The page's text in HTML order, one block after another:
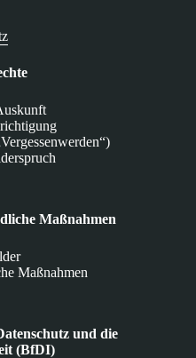
Maßnahmen
Maßnahmen
und die
(BfDI)